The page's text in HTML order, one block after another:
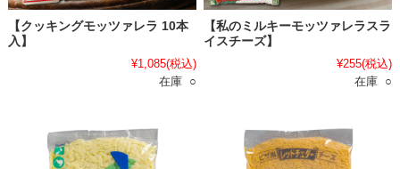
【クッキングモッツァレラ 10本
入】
¥1,085(税込)
在庫 ○
【私のミルキーモッツァレラスラ
イスチーズ】
¥255(税込)
在庫 ○